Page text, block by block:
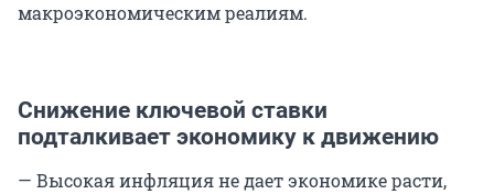
макроэкономическим реалиям.
Снижение ключевой ставки
подталкивает экономику к движению
— Высокая инфляция не дает экономике расти,